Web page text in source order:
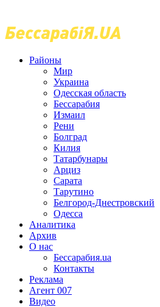
Районы
Мир
Украина
Одесская область
Бессарабия
Измаил
Рени
Болград
Килия
Татарбунары
Арциз
Сарата
Тарутино
Белгород-Днестровский
Одесса
Аналитика
Архив
О нас
Бессарабия.ua
Контакты
Реклама
Агент 007
Видео